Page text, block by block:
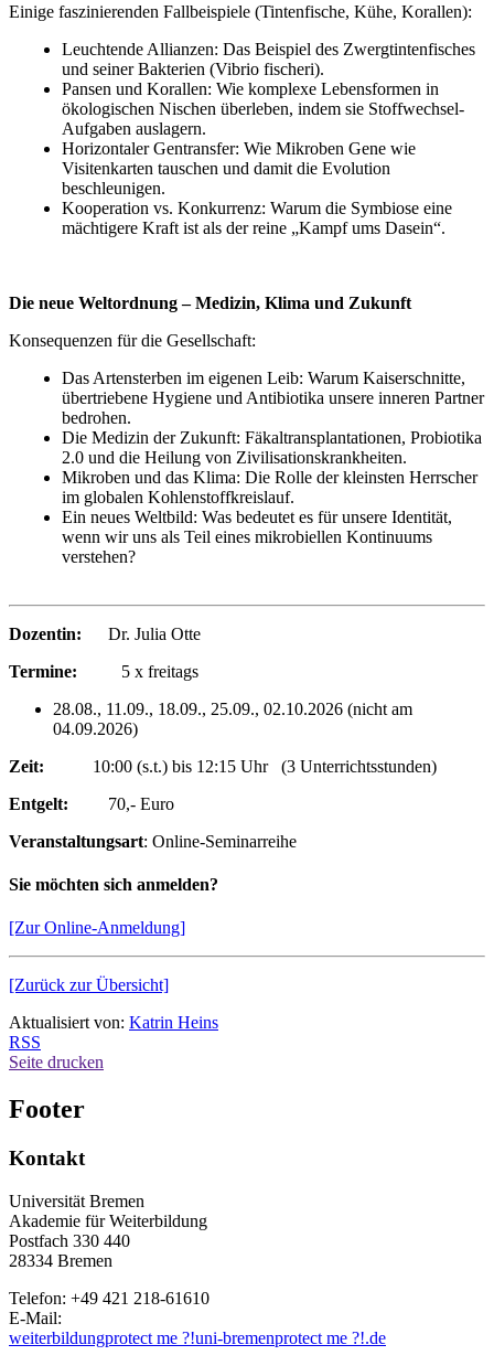
Einige faszinierenden Fallbeispiele (Tintenfische, Kühe, Korallen):
Leuchtende Allianzen: Das Beispiel des Zwergtintenfisches
und seiner Bakterien (Vibrio fischeri).
Pansen und Korallen: Wie komplexe Lebensformen in
ökologischen Nischen überleben, indem sie Stoffwechsel-
Aufgaben auslagern.
Horizontaler Gentransfer: Wie Mikroben Gene wie
Visitenkarten tauschen und damit die Evolution
beschleunigen.
Kooperation vs. Konkurrenz: Warum die Symbiose eine
mächtigere Kraft ist als der reine „Kampf ums Dasein“.
Die neue Weltordnung – Medizin, Klima und Zukunft
Konsequenzen für die Gesellschaft:
Das Artensterben im eigenen Leib: Warum Kaiserschnitte,
übertriebene Hygiene und Antibiotika unsere inneren Partner
bedrohen.
Die Medizin der Zukunft: Fäkaltransplantationen, Probiotika
2.0 und die Heilung von Zivilisationskrankheiten.
Mikroben und das Klima: Die Rolle der kleinsten Herrscher
im globalen Kohlenstoffkreislauf.
Ein neues Weltbild: Was bedeutet es für unsere Identität,
wenn wir uns als Teil eines mikrobiellen Kontinuums
verstehen?
Dozentin: Dr. Julia Otte
Termine:
5 x freitags
28.08., 11.09., 18.09., 25.09., 02.10.2026 (nicht am
04.09.2026)
Zeit: 10:00 (s.t.) bis 12:15 Uhr (3 Unterrichtsstunden)
Entgelt: 70,- Euro
Veranstaltungsart: Online-Seminarreihe
Sie möchten sich anmelden?
[Zur Online-Anmeldung]
[Zurück zur Übersicht]
Aktualisiert von: Katrin Heins
RSS
Seite drucken
Footer
Kontakt
Universität Bremen
Akademie für Weiterbildung
Postfach 330 440
28334 Bremen
Telefon: +49 421 218-61610
E-Mail:
weiterbildungprotect me ?!uni-bremenprotect me ?!.de